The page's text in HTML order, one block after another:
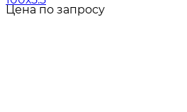
Цена по запросу